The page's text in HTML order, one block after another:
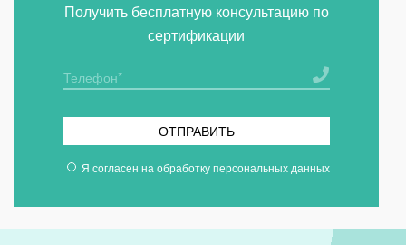
Получить бесплатную консультацию по
сертификации
ОТПРАВИТЬ
Я согласен на обработку персональных данных